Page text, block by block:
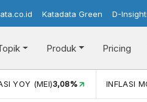
Katadata Green D-
Produk Pricing
YOY (MEI)3,08% INFLASI